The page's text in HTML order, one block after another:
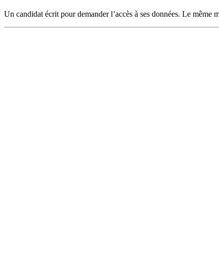
Un candidat écrit pour demander l’accès à ses données. Le même